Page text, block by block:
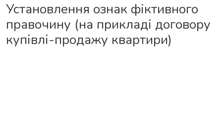
Установлення ознак фіктивного
правочину (на прикладі договору
купівлі-продажу квартири)